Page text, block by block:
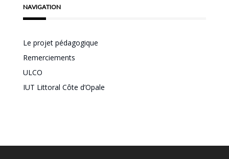
NAVIGATION
Le projet pédagogique
Remerciements
ULCO
IUT Littoral Côte d’Opale